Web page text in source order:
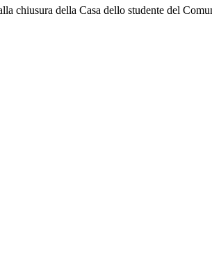
chiusura della Casa dello studente del